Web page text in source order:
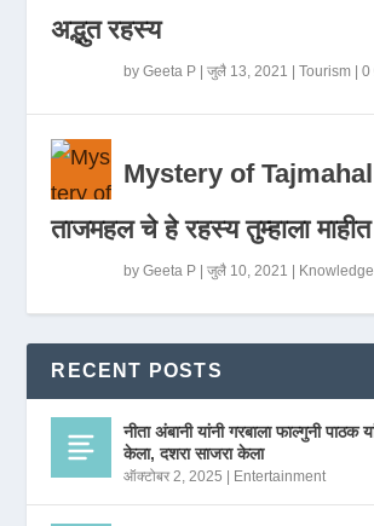
अद्भुत रहस्य
byGeeta P |जुलै 13, 2021 |Tourism |0
Mystery of
ताजमहल चे हे रहस्य तुम्हाला
byGeeta P |जुलै 10, 2021 | Knowledge
RECENT POSTS
नीता अंबानी यांनी गरबाला फाल्गुनी पाठक
केला, दशरा साजरा केला
ऑक्टोबर 2, 2025 | Entertainment